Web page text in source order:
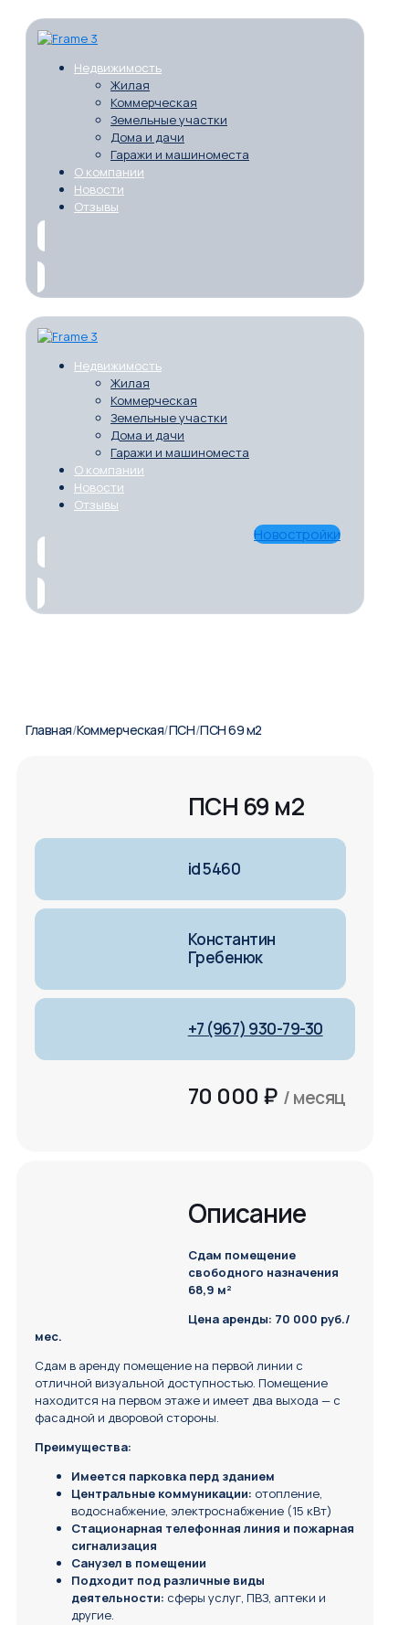
Недвижимость
Жилая
Коммерческая
Земельные участки
Дома и дачи
Гаражи и машиноместа
О компании
Новости
Отзывы
Недвижимость
Жилая
Коммерческая
Земельные участки
Дома и дачи
Гаражи и машиноместа
О компании
Новости
Отзывы
Новостройки
Главная/Коммерческая/ПСН/ПСН 69 м2
ПСН 69 м2
id 5460
Константин
Гребенюк
+7 (967) 930-79-30
70 000 ₽ / месяц
Описание
Сдам помещение
свободного назначения
68,9 м²
Цена аренды: 70 000 руб./
мес.
Сдам в аренду помещение на первой линии с
отличной визуальной доступностью. Помещение
находится на первом этаже и имеет два выхода — с
фасадной и дворовой стороны.
Преимущества:
Имеется парковка перд зданием
Центральные коммуникации: отопление,
водоснабжение, электроснабжение (15 кВт)
Стационарная телефонная линия и пожарная
сигнализация
Санузел в помещении
Подходит под различные виды
деятельности: сферы услуг, ПВЗ, аптеки и
другие.